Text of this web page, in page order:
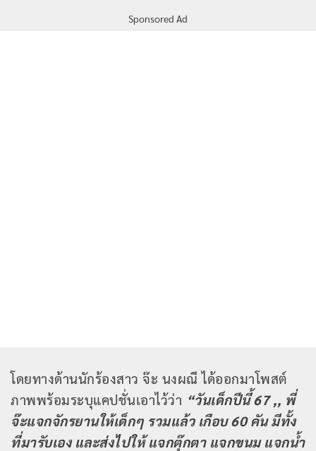
Sponsored Ad
โดยทางด้านนักร้องสาว จ๊ะ นงผณี ได้ออกมาโพสต์
ภาพพร้อมระบุแคปชั่นเอาไว้ว่า “วันเด็กปีนี้ 67 ,, พี่
จ๊ะแจกจักรยานให้เด็กๆ รวมแล้ว เกือบ 60 คัน มีทั้ง
ที่มารับเอง และส่งไปให้ แจกตุ๊กตา แจกขนม แจกน้ำ